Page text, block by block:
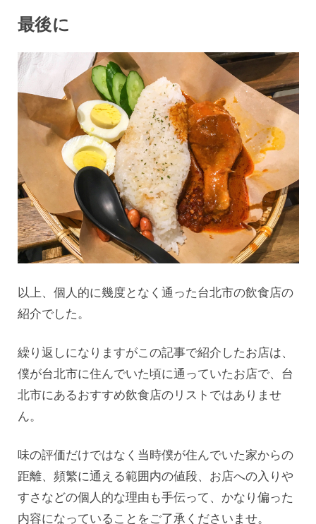
最後に
以上、個人的に幾度となく通った台北市の飲食店の
紹介でした。
繰り返しになりますがこの記事で紹介したお店は、
僕が台北市に住んでいた頃に通っていたお店で、台
北市にあるおすすめ飲食店のリストではありませ
ん。
味の評価だけではなく当時僕が住んでいた家からの
距離、頻繁に通える範囲内の値段、お店への入りや
すさなどの個人的な理由も手伝って、かなり偏った
内容になっていることをご了承くださいませ。